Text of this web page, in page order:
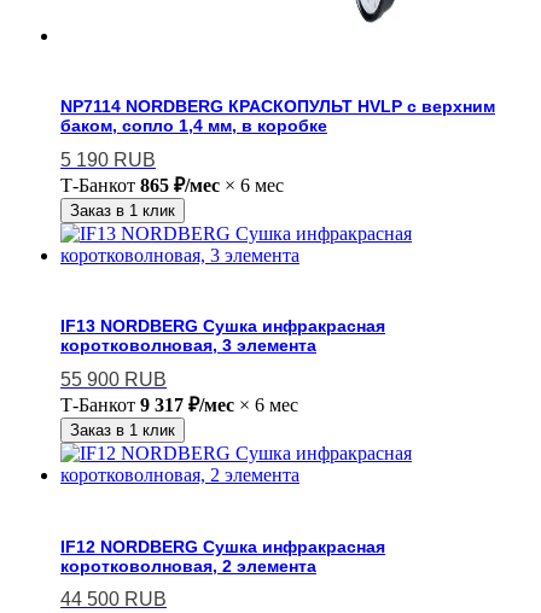
NP7114 NORDBERG КРАСКОПУЛЬТ HVLP с верхним
баком, сопло 1,4 мм, в коробке
5 190 RUB
Т-Банкот 865 ₽/мес × 6 мес
Заказ в 1 клик
IF13 NORDBERG Сушка инфракрасная
коротковолновая, 3 элемента
55 900 RUB
Т-Банкот 9 317 ₽/мес × 6 мес
Заказ в 1 клик
IF12 NORDBERG Сушка инфракрасная
коротковолновая, 2 элемента
44 500 RUB